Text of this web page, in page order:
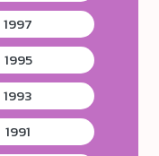
1997
1995
1993
1991